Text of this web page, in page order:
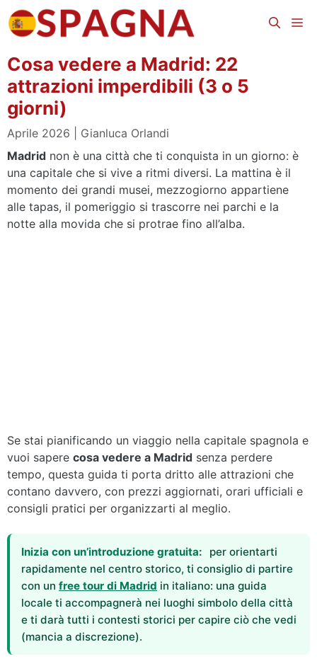
Vai
contenuto
Cosa vedere a Madrid: 22
attrazioni imperdibili (3 o 5
giorni)
Aprile 2026
Gianluca Orlandi
Madrid non è una città che ti conquista in un giorno: è
una capitale che si vive a ritmi diversi. La mattina è il
momento dei grandi musei, mezzogiorno appartiene
alle tapas, il pomeriggio si trascorre nei parchi e la
notte alla movida che si protrae fino all’alba.
Se stai pianificando un viaggio nella capitale spagnola e
vuoi sapere cosa vedere a Madrid senza perdere
tempo, questa guida ti porta dritto alle attrazioni che
contano davvero, con prezzi aggiornati, orari ufficiali e
consigli pratici per organizzarti al meglio.
Inizia con un’introduzione gratuita:
per orientarti
rapidamente nel centro storico, ti consiglio di partire
con un free tour di Madrid in italiano: una guida
locale ti accompagnerà nei luoghi simbolo della città
e ti darà tutti i contesti storici per capire ciò che vedi
(mancia a discrezione).